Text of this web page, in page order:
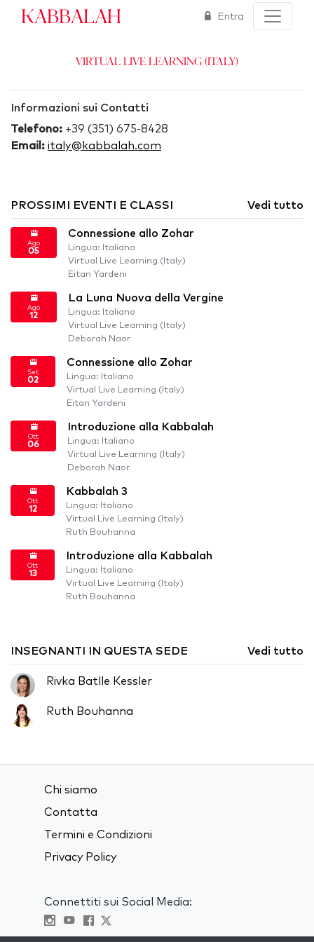
Kabbalah Entra
Virtual Live Learning (Italy)
Informazioni sui Contatti
Telefono: +39 (351) 675-8428
Email: italy@kabbalah.com
PROSSIMI EVENTI E CLASSI Vedi tutto
Ago
05
Connessione allo Zohar
Lingua: Italiano
Virtual Live Learning (Italy)
Eitan Yardeni
Ago
12
La Luna Nuova della Vergine
Lingua: Italiano
Virtual Live Learning (Italy)
Deborah Naor
Set
02
Connessione allo Zohar
Lingua: Italiano
Virtual Live Learning (Italy)
Eitan Yardeni
Ott
06
Introduzione alla Kabbalah
Lingua: Italiano
Virtual Live Learning (Italy)
Deborah Naor
Ott
12
Kabbalah 3
Lingua: Italiano
Virtual Live Learning (Italy)
Ruth Bouhanna
Ott
13
Introduzione alla Kabbalah
Lingua: Italiano
Virtual Live Learning (Italy)
Ruth Bouhanna
INSEGNANTI IN QUESTA SEDE Vedi tutto
Rivka Batlle Kessler
Ruth Bouhanna
Chi siamo
Contatta
Termini e Condizioni
Privacy Policy
Connettiti sui Social Media: